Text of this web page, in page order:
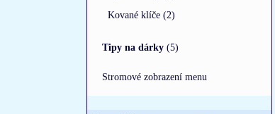
Kované klíče (2)
Tipy na dárky (5)
Stromové zobrazení menu